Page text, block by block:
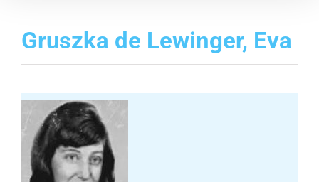
Gruszka de Lewinger, Eva